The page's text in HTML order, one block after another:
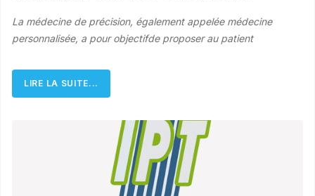
La médecine de précision, également appelée médecine
personnalisée, a pour objectifde proposer au patient
LIRE LA SUITE...